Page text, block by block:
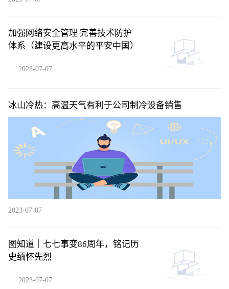
加强网络安全管理 完善技术防护
体系（建设更高水平的平安中国）
2023-07-07
冰山冷热：高温天气有利于公司制冷设备销售
2023-07-07
图知道｜七七事变86周年，铭记历
史缅怀先烈
2023-07-07